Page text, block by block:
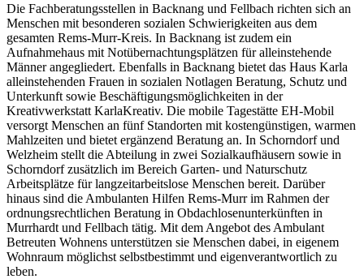
Die Fachberatungsstellen in Backnang und Fellbach richten sich an
Menschen mit besonderen sozialen Schwierigkeiten aus dem
gesamten Rems-Murr-Kreis. In Backnang ist zudem ein
Aufnahmehaus mit Notübernachtungsplätzen für alleinstehende
Männer angegliedert. Ebenfalls in Backnang bietet das Haus Karla
alleinstehenden Frauen in sozialen Notlagen Beratung, Schutz und
Unterkunft sowie Beschäftigungsmöglichkeiten in der
Kreativwerkstatt KarlaKreativ. Die mobile Tagestätte EH-Mobil
versorgt Menschen an fünf Standorten mit kostengünstigen, warmen
Mahlzeiten und bietet ergänzend Beratung an. In Schorndorf und
Welzheim stellt die Abteilung in zwei Sozialkaufhäusern sowie in
Schorndorf zusätzlich im Bereich Garten- und Naturschutz
Arbeitsplätze für langzeitarbeitslose Menschen bereit. Darüber
hinaus sind die Ambulanten Hilfen Rems-Murr im Rahmen der
ordnungsrechtlichen Beratung in Obdachlosenunterkünften in
Murrhardt und Fellbach tätig. Mit dem Angebot des Ambulant
Betreuten Wohnens unterstützen sie Menschen dabei, in eigenem
Wohnraum möglichst selbstbestimmt und eigenverantwortlich zu
leben.